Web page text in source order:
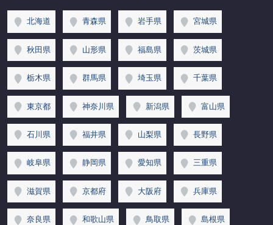
北海道 青森県 岩手県 宮城県
秋田県 山形県 福島県 茨城県
栃木県 群馬県 埼玉県 千葉県
東京都 神奈川県 新潟県 富山県
石川県 福井県 山梨県 長野県
岐阜県 静岡県 愛知県 三重県
滋賀県 京都府 大阪府 兵庫県
奈良県 和歌山県 鳥取県 島根県